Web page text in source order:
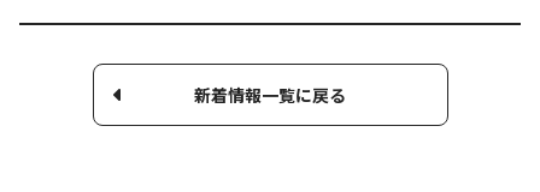
新着情報一覧に戻る